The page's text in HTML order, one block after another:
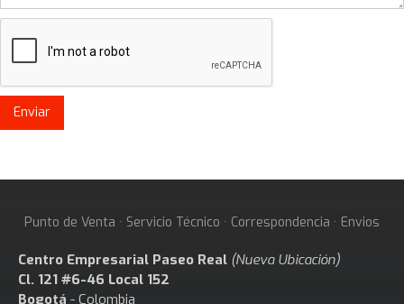
Punto de Venta · Servicio Técnico · Correspondencia · Envios
Centro Empresarial Paseo Real (Nueva Ubicación)
Cl. 121 #6-46 Local 152
Bogotá - Colombia